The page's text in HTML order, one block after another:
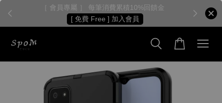
［ 會員專屬 ］ 每筆消費累積10%回饋金
[ 免費 Free ] 加入會員